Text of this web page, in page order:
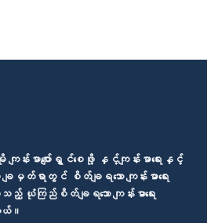
းမာပျော်ရွှင်စေဖို့ နှင့်ကျန်းမာရေးနှင့်
မှတ်ရာတွင် စိတ်ချရသော ကျန်းမာရေး
ည့် ယုံကြည်စိတ်ချရသော ကျန်းမာရေး
ယ်။